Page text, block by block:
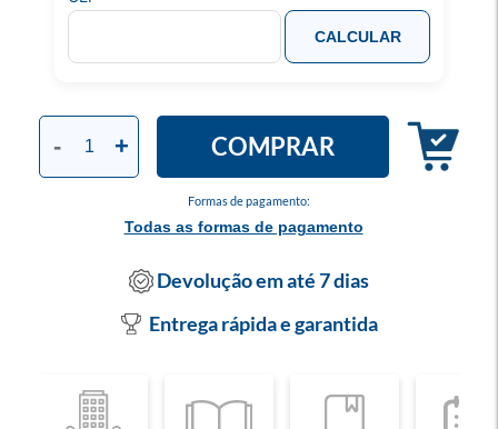
Formas de pagamento:
Todas as formas de pagamento
- + COMPRAR
CALCULAR
Devolução em até 7 dias
Entrega rápida e garantida